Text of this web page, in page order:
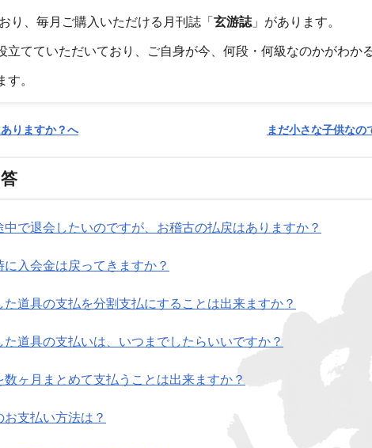
り、毎月ご購入いただける月刊誌「 玄游誌 」があります。
立てていただいており、ご自身が今、何段・何級なのかがわか
。
りますか？へ まだ小さな子供な
中で退会したいのですが、お稽古の払戻はありますか？
に入会金は戻ってきますか？
た道具の支払を分割支払にすることは出来ますか？
た道具の支払いは、いつまでしたらいいですか？
数ヶ月まとめて支払うことは出来ますか？
お支払い方法は？